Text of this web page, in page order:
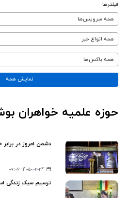
حوزه علمیه خواهران
دشمن امروز در
۱۴۰۵-۰۲-۲۴ ۰۹:۰۶
ترسیم سبک زندگی
فیلترها
همه سرویس‌ها
همه انواع خبر
همه باکس‌ها
نمایش همه